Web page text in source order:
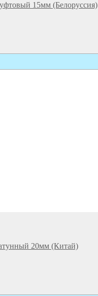
15мм (Белоруссия)
20мм (Китай)